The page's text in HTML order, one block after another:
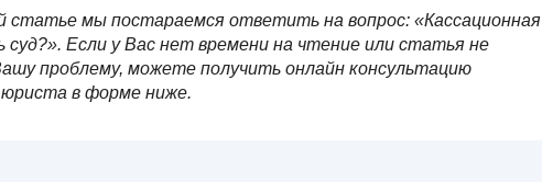
статье мы постараемся ответить на вопрос: «Кассационная
суд?». Если у Вас нет времени на чтение или статья не
проблему, можете получить онлайн консультацию
в форме ниже.